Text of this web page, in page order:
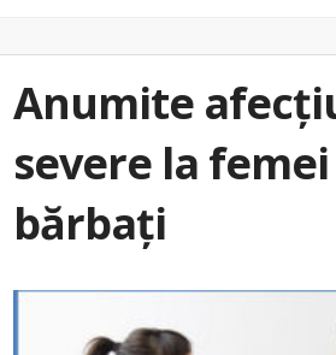
Anumite
severe la
bărbați